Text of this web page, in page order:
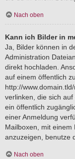
Nach oben
Kann ich Bilder in
Ja, Bilder können in
Administration
direkt hochladen.
auf einem öffentlich
http://
verlinken, die sich
ein öffentlich
einer Anmeldung
Mailboxen, mit einem
anzuzeigen, benutze
Nach oben